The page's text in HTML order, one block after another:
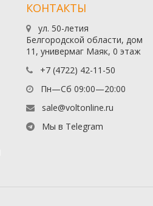
КОНТАКТЫ
ул. 50-летия
Белгородской области, дом
11, универмаг Маяк, 0 этаж
+7 (4722) 42-11-50
Пн—Сб 09:00—20:00
sale@voltonline.ru
Мы в Telegram